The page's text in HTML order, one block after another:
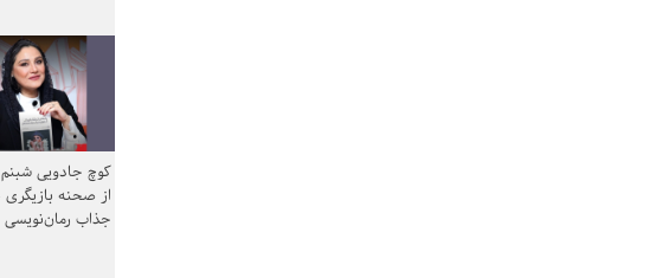
کوچ جادویی
از صحنه بازیگری
جذاب رمان‌نویسی